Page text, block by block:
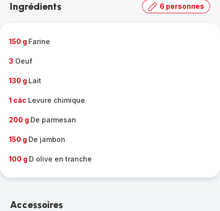
gamme
Ingrédients 6 personnes
150 g Farine
3 Oeuf
130 g Lait
1 càc Levure chimique
200 g De parmesan
150 g De jambon
100 g D olive en tranche
Accessoires